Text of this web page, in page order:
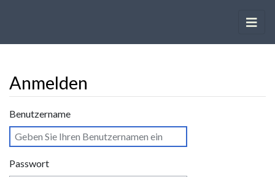
Anmelden
Wechseln zu:Navigation
Benutzername
Passwort